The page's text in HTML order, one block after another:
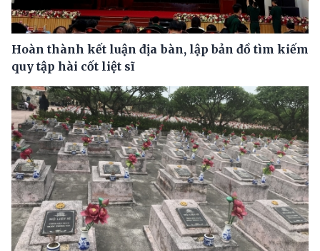
Hoàn thành kết luận địa bàn, lập bản đồ tìm kiếm
quy tập hài cốt liệt sĩ